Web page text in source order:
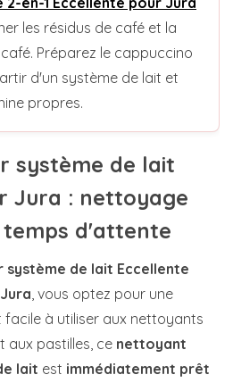
les résidus de café et la
Préparez le cappuccino
d'un système de lait et
propres.
système de lait
Jura : nettoyage
d'attente
de lait Eccellente
, vous optez pour une
à utiliser aux nettoyants
aux pastilles, ce nettoyant
lait est immédiatement prêt